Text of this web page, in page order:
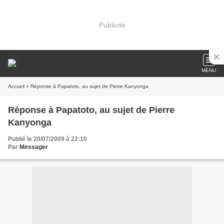
Publicité
MENU
Accueil » Réponse à Papatoto, au sujet de Pierre Kanyonga
Réponse à Papatoto, au sujet de Pierre
Kanyonga
Publié le 20/07/2009 à 22:10
Par Messager